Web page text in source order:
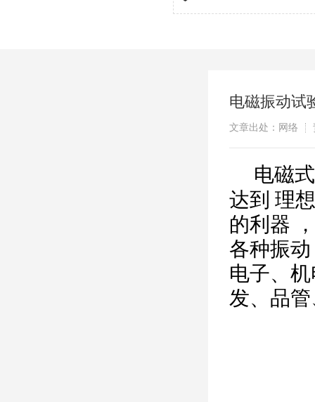
电磁振动试
文章出处：网络
电磁
达到 理
的利器
各种振
电子、
发、品